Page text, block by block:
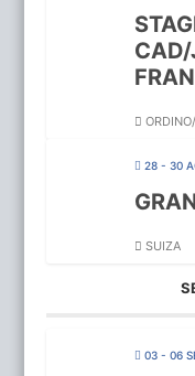
CAD/
28 - 30
SUIZA
03 - 06